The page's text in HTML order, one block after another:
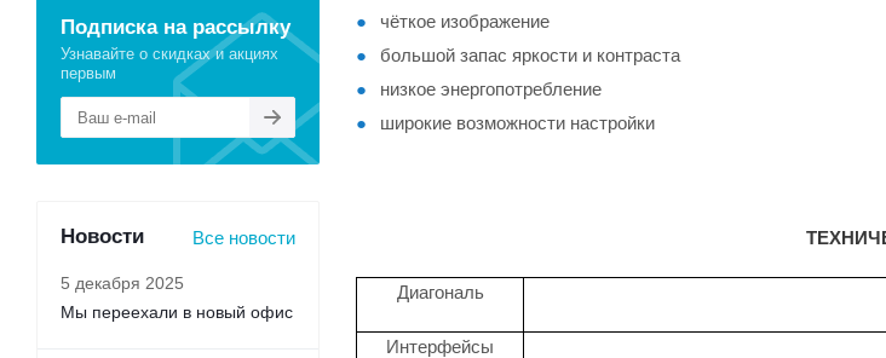
чёткое изображение
большой запас яркости и контраста
низкое энергопотребление
широкие возможности настройки
Диагональ
Интерфейсы
Подписка на рассылку
Узнавайте о скидках и акциях
первым
Новости Все новости
5 декабря 2025
Мы переехали в новый офис